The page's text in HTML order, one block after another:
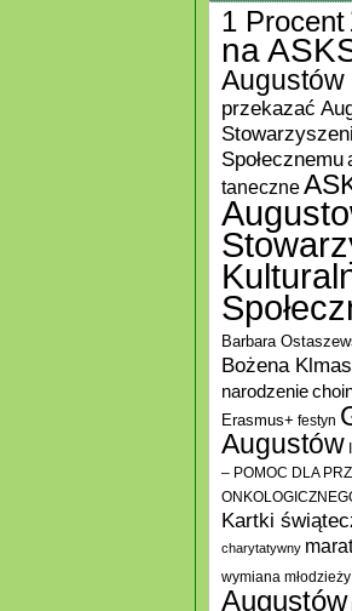
1 Procent
na
Augustów
przekazać
Społecznemu
taneczne
Barbara
Bożena
narodzenie
Erasmus+ festyn
Augustów
– POMOC DLA
Kartki
charytatywny
wymiana młodzieży
Augustów